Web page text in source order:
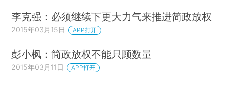
李克强：必须继续下更大力气来推进简政放权
2015年03月15日 APP打开
彭小枫：简政放权不能只顾数量
2015年03月11日 APP打开